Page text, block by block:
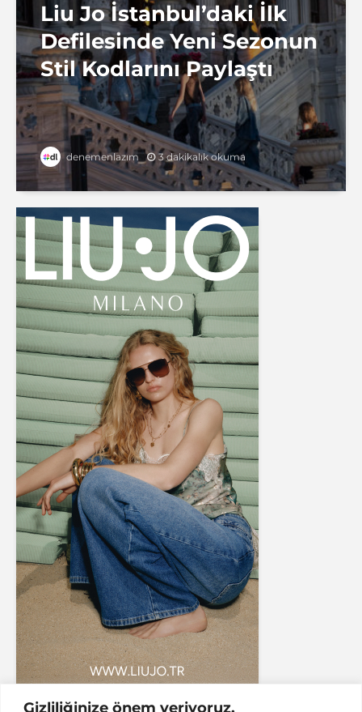
Gizliliğinize önem veriyoruz.
Liu Jo İstanbul’daki İlk
Defilesinde Yeni Sezonun
Stil Kodlarını Paylaştı
denemenlazım 3 dakikalık okuma